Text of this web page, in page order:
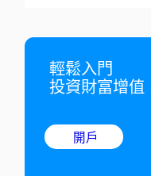
輕鬆入門
投資財富增值
開戶